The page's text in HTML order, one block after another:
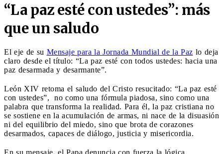
“La paz esté con ustedes”: más
que un saludo
El eje de su Mensaje para la Jornada Mundial de la Paz lo deja
claro desde el título: “La paz esté con todos ustedes: hacia una
paz desarmada y desarmante”.
León XIV retoma el saludo del Cristo resucitado: “La paz esté
con ustedes”, no como una fórmula piadosa, sino como una
palabra que transforma la realidad. Para él, la paz cristiana no
se sostiene en la acumulación de armas, ni nace de la disuasión
ni del equilibrio del miedo, sino que brota de corazones
desarmados, capaces de diálogo, justicia y misericordia.
En su mensaje, el Papa denuncia con fuerza la lógica